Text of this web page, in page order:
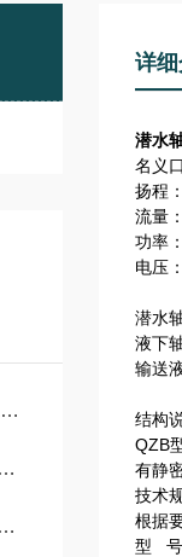
详
潜水
名义
扬程
流量
功率
电压
潜水
液下
输送
结构
QZB
有静
技术
根据
型 号